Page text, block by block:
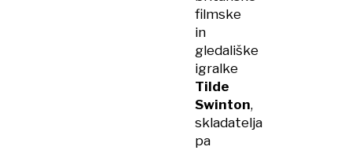
filmske
in
gledališke
igralke
Tilde
Swinton,
skladatelja
pa